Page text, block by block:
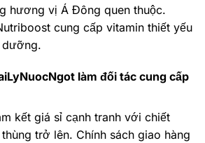
hương vị Á Đông quen thuộc.
cung cấp vitamin thiết yếu
làm đối tác cung cấp
kết giá sỉ cạnh tranh với chiết
trở lên. Chính sách giao hàng